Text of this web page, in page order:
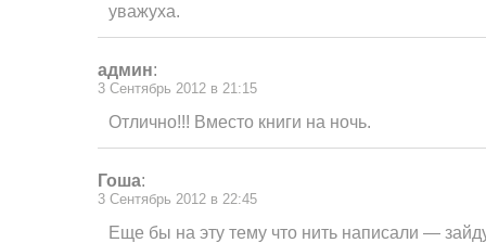
уважуха.
админ:
3 Сентябрь 2012 в 21:15
Отлично!!! Вместо книги на ночь.
Гоша:
3 Сентябрь 2012 в 22:45
Еще бы на эту тему что нить написали —